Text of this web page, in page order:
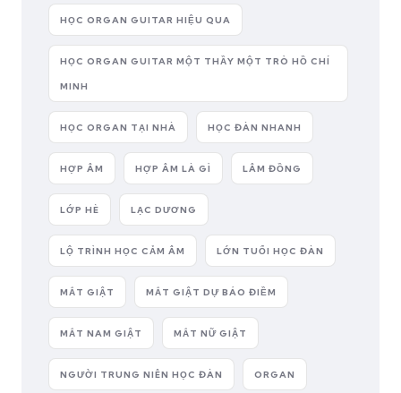
HỌC ORGAN GUITAR HIỆU QUA
HỌC ORGAN GUITAR MỘT THẦY MỘT TRÒ HỒ CHÍ
MINH
HỌC ORGAN TẠI NHÀ HỌC ĐÀN NHANH
HỢP ÂM HỢP ÂM LÀ GÌ LÂM ĐỒNG
LỚP HÈ LẠC DƯƠNG
LỘ TRÌNH HỌC CẢM ÂM LỚN TUỔI HỌC ĐÀN
MẮT GIẬT MẮT GIẬT DỰ BÁO ĐIỀM
MẮT NAM GIẬT MẮT NỮ GIẬT
NGƯỜI TRUNG NIÊN HỌC ĐÀN ORGAN